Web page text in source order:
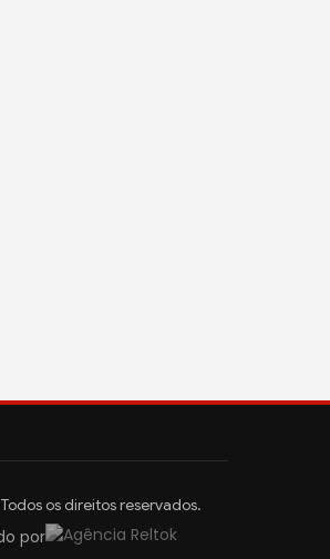
os direitos reservados.
por